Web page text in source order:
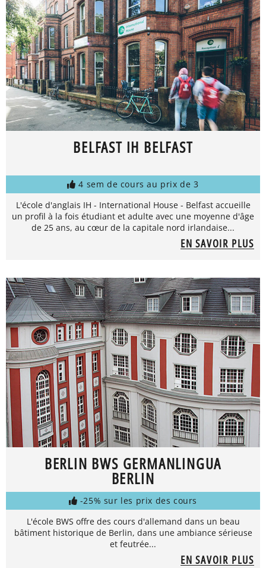
BELFAST IH BELFAST
4 sem de cours au prix de 3
L'école d'anglais IH - International House - Belfast accueille
un profil à la fois étudiant et adulte avec une moyenne d'âge
de 25 ans, au cœur de la capitale nord irlandaise...
EN SAVOIR PLUS
BERLIN BWS GERMANLINGUA
BERLIN
-25% sur les prix des cours
L'école BWS offre des cours d'allemand dans un beau
bâtiment historique de Berlin, dans une ambiance sérieuse
et feutrée...
EN SAVOIR PLUS